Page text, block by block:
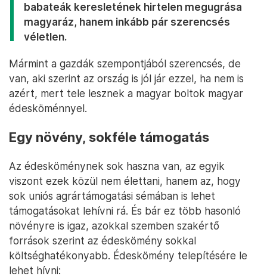
babateák keresletének hirtelen megugrása
magyaráz, hanem inkább pár szerencsés
véletlen.
Mármint a gazdák szempontjából szerencsés, de
van, aki szerint az ország is jól jár ezzel, ha nem is
azért, mert tele lesznek a magyar boltok magyar
édesköménnyel.
Egy növény, sokféle támogatás
Az édesköménynek sok haszna van, az egyik
viszont ezek közül nem élettani, hanem az, hogy
sok uniós agrártámogatási sémában is lehet
támogatásokat lehívni rá. És bár ez több hasonló
növényre is igaz, azokkal szemben szakértő
források szerint az édeskömény sokkal
költséghatékonyabb. Édeskömény telepítésére le
lehet hívni: